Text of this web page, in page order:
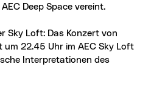
Deep Space vereint.
Sky Loft: Das Konzert von
um 22.45 Uhr im AEC Sky Loft
Interpretationen des